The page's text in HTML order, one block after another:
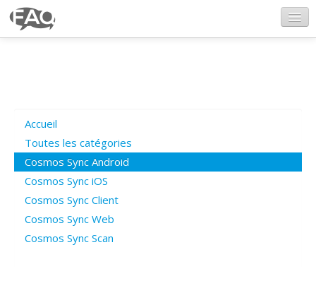
Poser une question
Questions ouvertes
Connexion
Accueil
Toutes les catégories
Cosmos Sync Android
Cosmos Sync iOS
Cosmos Sync Client
Cosmos Sync Web
Cosmos Sync Scan